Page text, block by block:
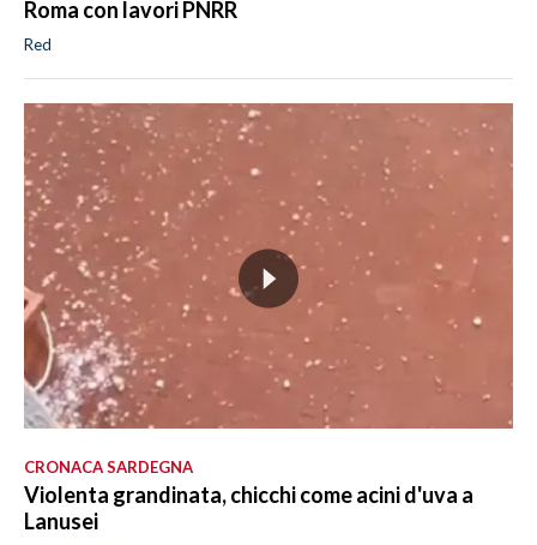
Roma con lavori PNRR
Red
CRONACA SARDEGNA
Violenta grandinata, chicchi come acini d'uva a
Lanusei